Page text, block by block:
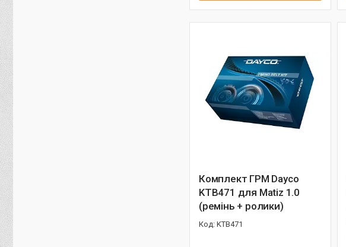
Комплект ГРМ Dayco
KTB471 для Matiz 1.0
(ремінь + ролики)
KTB471